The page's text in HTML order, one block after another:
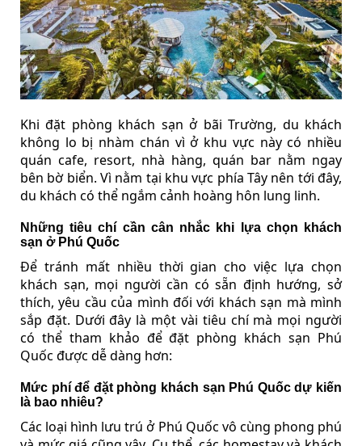
Khi đặt phòng khách sạn ở bãi Trường, du khách
không lo bị nhàm chán vì ở khu vực này có nhiều
quán cafe, resort, nhà hàng, quán bar nằm ngay
bên bờ biển. Vì nằm tại khu vực phía Tây nên tới đây,
du khách có thể ngắm cảnh hoàng hôn lung linh.
Những tiêu chí cần cân nhắc khi lựa chọn khách
sạn ở Phú Quốc
Để tránh mất nhiều thời gian cho việc lựa chọn
khách sạn, mọi người cần có sẵn định hướng, sở
thích, yêu cầu của mình đối với khách sạn mà mình
sắp đặt. Dưới đây là một vài tiêu chí mà mọi người
có thể tham khảo để đặt phòng khách sạn Phú
Quốc được dễ dàng hơn:
Mức phí để đặt phòng khách sạn Phú Quốc dự kiến
là bao nhiêu?
Các loại hình lưu trú ở Phú Quốc vô cùng phong phú